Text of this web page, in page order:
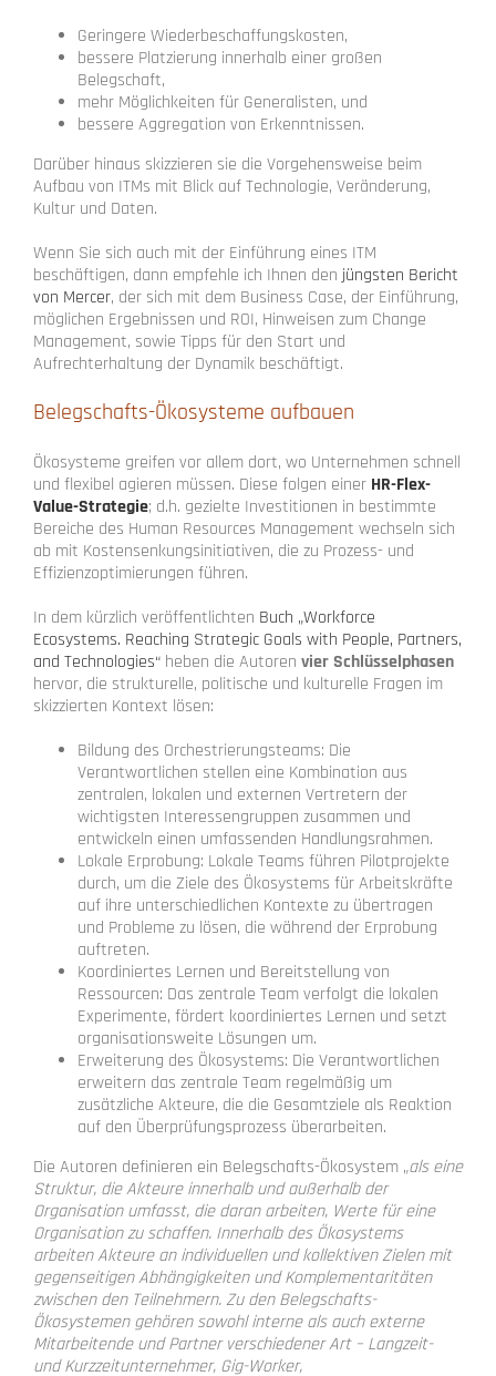
Geringere Wiederbeschaffungskosten,
bessere Platzierung innerhalb einer großen
Belegschaft,
mehr Möglichkeiten für Generalisten, und
bessere Aggregation von Erkenntnissen.
Darüber hinaus skizzieren sie die Vorgehensweise beim
Aufbau von ITMs mit Blick auf Technologie, Veränderung,
Kultur und Daten.
Wenn Sie sich auch mit der Einführung eines ITM
beschäftigen, dann empfehle ich Ihnen denjüngsten Bericht
von Mercer, der sich mit dem Business Case, der Einführung,
möglichen Ergebnissen und ROI, Hinweisen zum Change
Management, sowie Tipps für den Start und
Aufrechterhaltung der Dynamik beschäftigt.
Belegschafts-Ökosysteme aufbauen
Ökosysteme greifen vor allem dort, wo Unternehmen schnell
und flexibel agieren müssen. Diese folgen einer HR-Flex-
Value-Strategie; d.h. gezielte Investitionen in bestimmte
Bereiche des Human Resources Management wechseln sich
ab mit Kostensenkungsinitiativen, die zu Prozess- und
Effizienzoptimierungen führen.
In dem kürzlich veröffentlichten Buch „Workforce
Ecosystems. Reaching Strategic Goals with People, Partners,
and Technologies“ heben die Autoren vier Schlüsselphasen
hervor, die strukturelle, politische und kulturelle Fragen im
skizzierten Kontext lösen:
Bildung des Orchestrierungsteams: Die
Verantwortlichen stellen eine Kombination aus
zentralen, lokalen und externen Vertretern der
wichtigsten Interessengruppen zusammen und
entwickeln einen umfassenden Handlungsrahmen.
Lokale Erprobung: Lokale Teams führen Pilotprojekte
durch, um die Ziele des Ökosystems für Arbeitskräfte
auf ihre unterschiedlichen Kontexte zu übertragen
und Probleme zu lösen, die während der Erprobung
auftreten.
Koordiniertes Lernen und Bereitstellung von
Ressourcen: Das zentrale Team verfolgt die lokalen
Experimente, fördert koordiniertes Lernen und setzt
organisationsweite Lösungen um.
Erweiterung des Ökosystems: Die Verantwortlichen
erweitern das zentrale Team regelmäßig um
zusätzliche Akteure, die die Gesamtziele als Reaktion
auf den Überprüfungsprozess überarbeiten.
Die Autoren definieren ein Belegschafts-Ökosystem „als eine
Struktur, die Akteure innerhalb und außerhalb der
Organisation umfasst, die daran arbeiten, Werte für eine
Organisation zu schaffen. Innerhalb des Ökosystems
arbeiten Akteure an individuellen und kollektiven Zielen mit
gegenseitigen Abhängigkeiten und Komplementaritäten
zwischen den Teilnehmern. Zu den Belegschafts-
Ökosystemen gehören sowohl interne als auch externe
Mitarbeitende und Partner verschiedener Art – Langzeit-
und Kurzzeitunternehmer, Gig-Worker,